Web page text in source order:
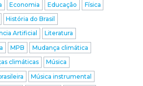
Economia Educação
Física
História do Brasil
Artificial
Literatura
MPB
Mudança climática
climáticas
Música
Música instrumental